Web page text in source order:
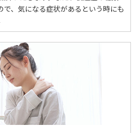
で、気になる症状があるという時にも